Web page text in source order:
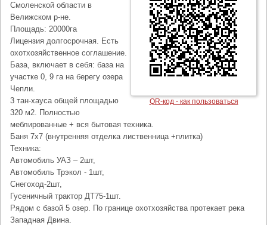
QR-код - как пользоваться
Смоленской области в
Велижском р-не.
Площадь: 20000га
Лицензия долгосрочная. Есть
охотхозяйственное соглашение.
База, включает в себя: база на
участке 0, 9 га на берегу озера
Чепли.
3 тан-хауса общей площадью
320 м2. Полностью
меблированные + вся бытовая техника.
Баня 7х7 (внутренняя отделка лиственница +плитка)
Техника:
Автомобиль УАЗ – 2шт,
Автомобиль Трэкол - 1шт,
Снегоход-2шт,
Гусеничный трактор ДТ75-1шт.
Рядом с базой 5 озер. По границе охотхозяйства протекает река
Западная Двина.